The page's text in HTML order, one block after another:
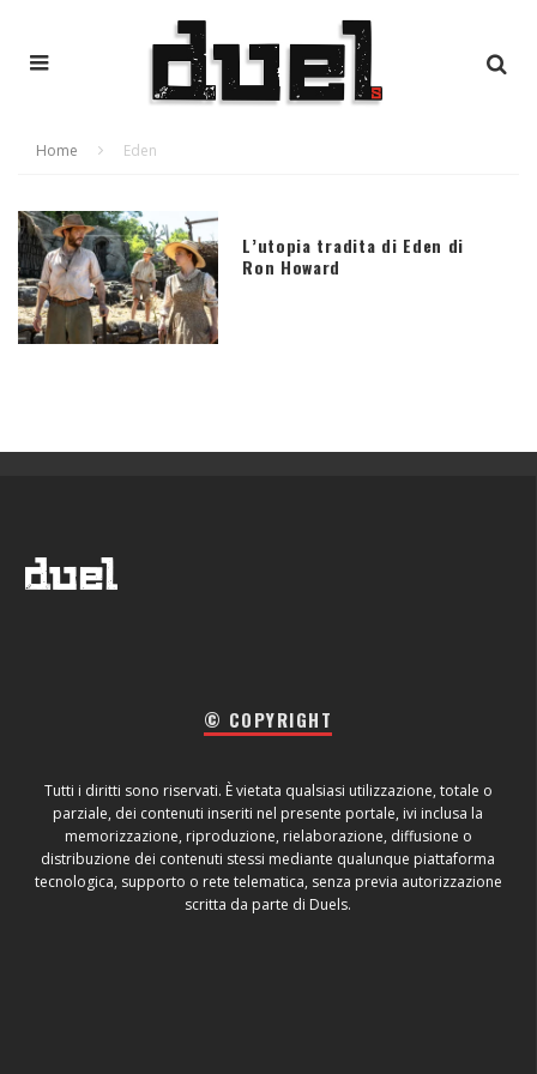
Home Eden
L’utopia tradita di Eden di
Ron Howard
© COPYRIGHT
Tutti i diritti sono riservati. È vietata qualsiasi utilizzazione, totale o
parziale, dei contenuti inseriti nel presente portale, ivi inclusa la
memorizzazione, riproduzione, rielaborazione, diffusione o
distribuzione dei contenuti stessi mediante qualunque piattaforma
tecnologica, supporto o rete telematica, senza previa autorizzazione
scritta da parte di Duels.